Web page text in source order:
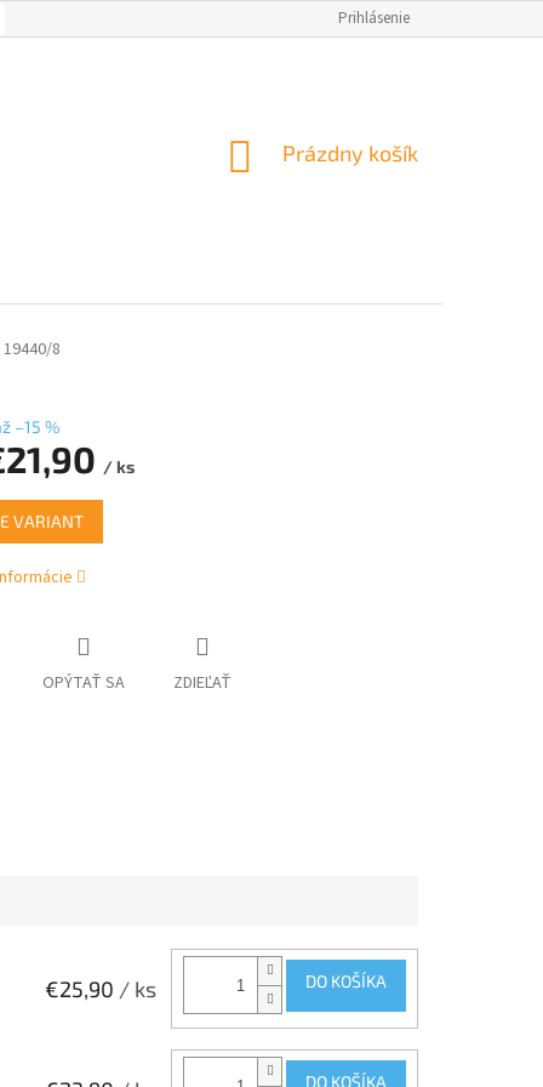
NAPÍSALI O NÁS
Prihlásenie
NÁKUPNÝ
Prázdny košík
19440/8
–15 %
/ ks
VARIANT
OPÝTAŤ SA ZDIEĽAŤ
€25,90 / ks DO KOŠÍKA
DO KOŠÍKA